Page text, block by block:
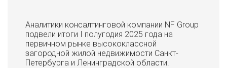
Аналитики консалтинговой компании NF Group
подвели итоги I полугодия 2025 года на
первичном рынке высококлассной
загородной жилой недвижимости Санкт-
Петербурга и Ленинградской области.